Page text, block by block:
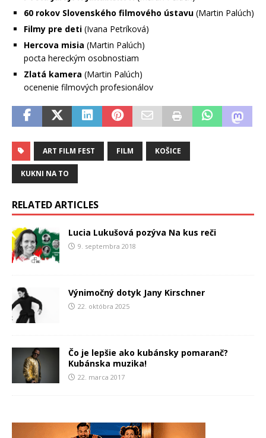
60 rokov Slovenského filmového ústavu (Martin Palúch)
Filmy pre deti (Ivana Petríková)
Hercova misia (Martin Palúch)
pocta hereckým osobnostiam
Zlatá kamera (Martin Palúch)
ocenenie filmových profesionálov
ART FILM FEST FILM KOŠICE
KUKNI NA TO
RELATED ARTICLES
Lucia Lukušová pozýva Na kus reči
9. septembra 2018
Výnimočný dotyk Jany Kirschner
22. októbra 2025
Čo je lepšie ako kubánsky pomaranč?
Kubánska muzika!
22. marca 2017